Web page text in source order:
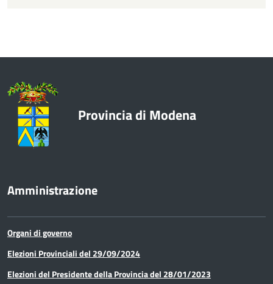
Formazione
Lavori pubblici e acquisto di beni e
servizi
Lavoro
Media e comunicazione
Provincia di Modena
Amministrazione
Organi di governo
Elezioni Provinciali del 29/09/2024
Elezioni del Presidente della Provincia del 28/01/2023